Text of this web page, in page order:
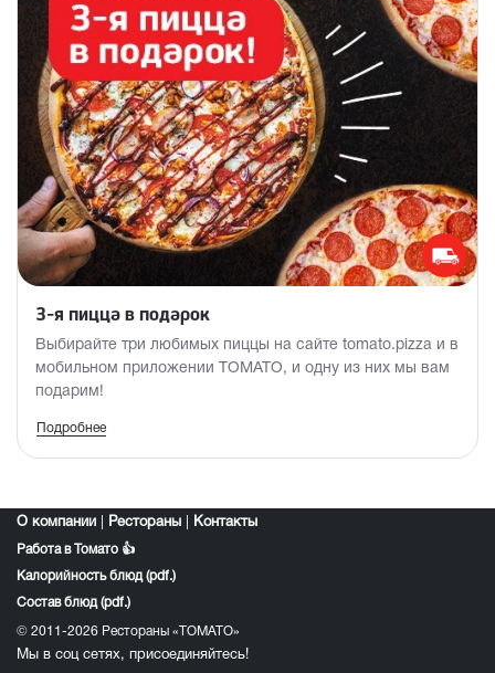
3-я пицца в подарок
Выбирайте три любимых пиццы на сайте tomato.pizza и в
мобильном приложении TOMATO, и одну из них мы вам
подарим!
Акция действует по 31.12.2026
Участвуют стандартная и МЕГА-пицца.
Подарочная пицца - меньшая или равная по стоимости.
Подробнее
О компании Рестораны Контакты
Работа в Томато 👍
Калорийность блюд (pdf.)
Состав блюд (pdf.)
© 2011-2026 Рестораны «ТОМАТО»
Мы в соц сетях, присоединяйтесь!